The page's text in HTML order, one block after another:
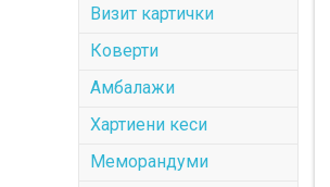
Визит картички
Коверти
Амбалажи
Хартиени кеси
Меморандуми